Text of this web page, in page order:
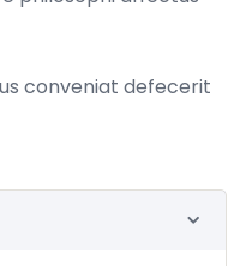
conveniat defecerit